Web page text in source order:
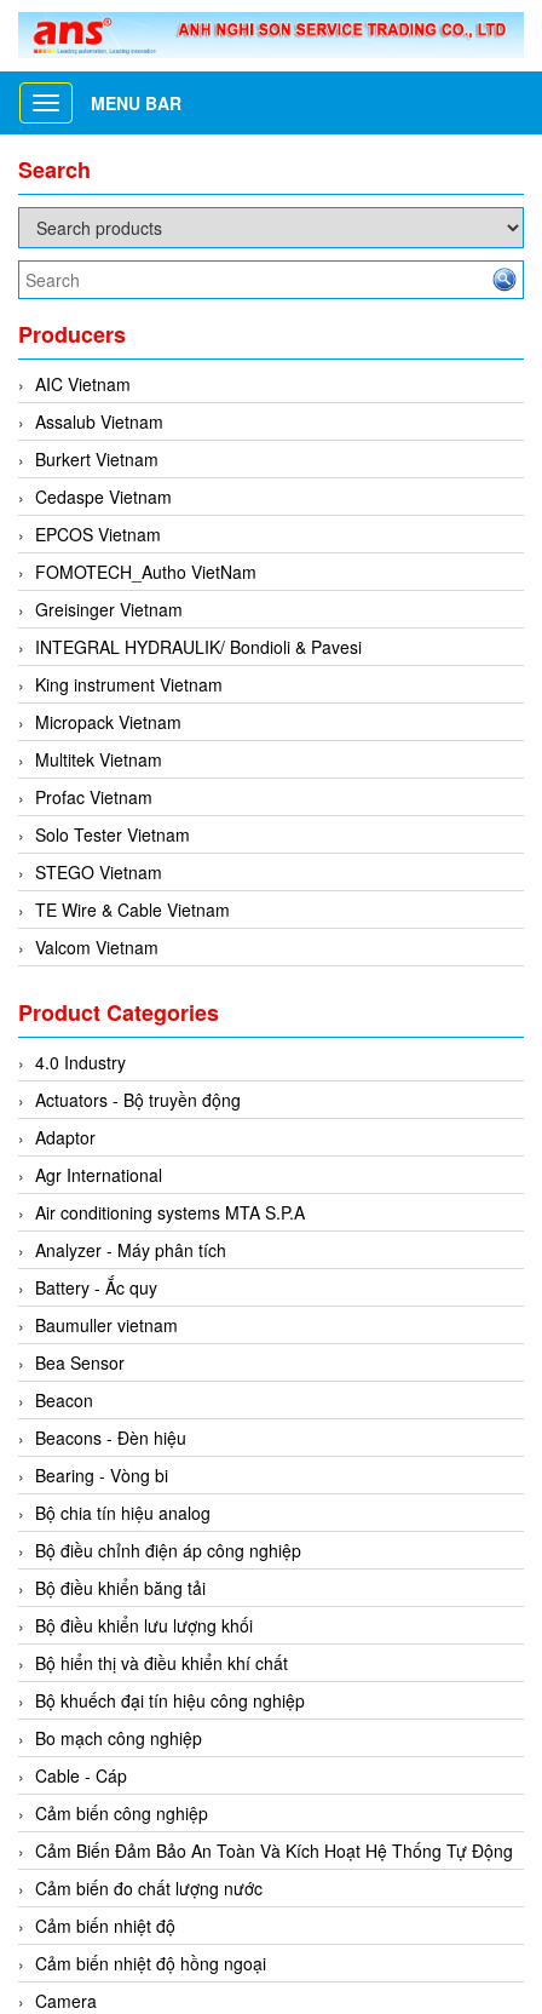
Toggle
navigation
MENU BAR
Search
Producers
AIC Vietnam
Assalub Vietnam
Burkert Vietnam
Cedaspe Vietnam
EPCOS Vietnam
FOMOTECH_Autho VietNam
Greisinger Vietnam
INTEGRAL HYDRAULIK/ Bondioli & Pavesi
King instrument Vietnam
Micropack Vietnam
Multitek Vietnam
Profac Vietnam
Solo Tester Vietnam
STEGO Vietnam
TE Wire & Cable Vietnam
Valcom Vietnam
3CTEST Vietnam
4B VietNam Vietnam
ABB Vietnam
AC Infinity Vietnam
AC&E Telecommunications
AC&T Vietnam
Accepta Vietnam
ACCUMAC Vietnam
AccuWeb Vietnam
Acey
ACOEM Vietnam
ADCA Vietnam
ADFweb Vietnam
Adler Vietnam
Ados Vietnam
Advanced Energy Vietnam
Advantech Vietnam
Agate Vietnam
AGR International Vietnam
Aichi Tokei Denki Vietnam
Aii Vietnam
AIKOH
AINUO Vietnam
AIR MAJOR
Aira Euro Automation
Airtac Vietnam
Airtec Vietnam
Product Categories
4.0 Industry
Actuators - Bộ truyền động
Adaptor
Agr International
Air conditioning systems MTA S.P.A
Analyzer - Máy phân tích
Battery - Ắc quy
Baumuller vietnam
Bea Sensor
Beacon
Beacons - Đèn hiệu
Bearing - Vòng bi
Bộ chia tín hiệu analog
Bộ điều chỉnh điện áp công nghiệp
Bộ điều khiển băng tải
Bộ điều khiển lưu lượng khối
Bộ hiển thị và điều khiển khí chất
Bộ khuếch đại tín hiệu công nghiệp
Bo mạch công nghiệp
Cable - Cáp
Cảm biến công nghiệp
Cảm Biến Đảm Bảo An Toàn Và Kích Hoạt Hệ Thống Tự Động
Cảm biến đo chất lượng nước
Cảm biến nhiệt độ
Cảm biến nhiệt độ hồng ngoại
Camera